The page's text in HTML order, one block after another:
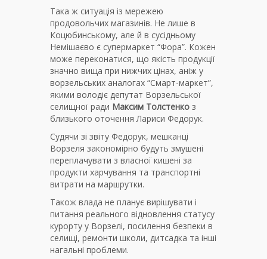
Така ж ситуація із мережею
продовольчих магазинів. Не лише в
Коцюбинському, але й в сусідньому
Немішаєво є супермаркет “Фора”. Кожен
може переконатися, що якість продукції
значно вища при нижчих цінах, аніж у
ворзельських аналогах “Смарт-маркет”,
якими володіє депутат Ворзельської
селищної ради Максим Толстенко з
близького оточення Лариси Федорук.
Судячи зі звіту Федорук, мешканці
Ворзеля закономірно будуть змушені
переплачувати з власної кишені за
продукти харчування та транспортні
витрати на маршрутки.
Також влада не планує вирішувати і
питання реального відновлення статусу
курорту у Ворзелі, посилення безпеки в
селищі, ремонти школи, дитсадка та інші
нагальні проблеми.